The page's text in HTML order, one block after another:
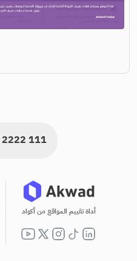
111
أداة تقييم المواقع من أكواد